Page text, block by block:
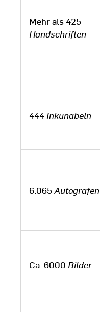
Mehr als 425
Handschriften
444 Inkunabeln
6.065Autografen
Ca. 6000 Bilder